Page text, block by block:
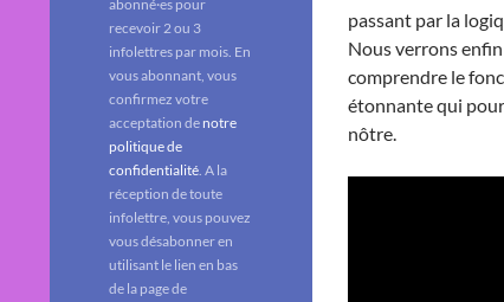
passant par la
Nous verrons
comprendre le
étonnante qui
nôtre.
abonné·es pour
recevoir 2 ou 3
infolettres par mois. En
vous abonnant, vous
confirmez votre
acceptation de notre
politique de
confidentialité. A la
réception de toute
infolettre, vous pouvez
vous désabonner en
utilisant le lien en bas
de la page de